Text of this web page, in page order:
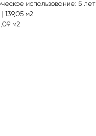
использование: 5 лет
139,05 м2
м2